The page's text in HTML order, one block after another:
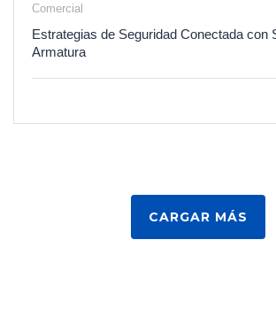
Comercial
Estrategias de Seguridad Conectada con
Armatura
CARGAR MÁS